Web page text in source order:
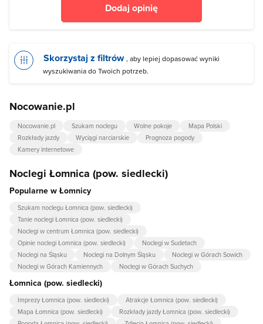
Dodaj opinię
Skorzystaj z filtrów , aby lepiej dopasować wyniki
wyszukiwania do Twoich potrzeb.
Nocowanie.pl
Nocowanie.pl Szukam noclegu Wolne pokoje
Mapa Polski
Rozkłady jazdy
Wyciągi narciarskie
Prognoza pogody
Kamery internetowe
Noclegi Łomnica (pow. siedlecki)
Popularne w Łomnicy
Szukam noclegu Łomnica (pow. siedlecki)
Tanie noclegi Łomnica (pow. siedlecki)
Noclegi w centrum Łomnica (pow. siedlecki)
Opinie noclegi Łomnica (pow. siedlecki)
Noclegi w Sudetach
Noclegi na Śląsku
Noclegi na Dolnym Śląsku
Noclegi w Górach Sowich
Noclegi w Górach Kamiennych
Noclegi w Górach Suchych
Łomnica (pow. siedlecki)
Imprezy Łomnica (pow. siedlecki)
Atrakcje Łomnica (pow. siedlecki)
Mapa Łomnica (pow. siedlecki)
Rozkłady jazdy Łomnica (pow. siedlecki)